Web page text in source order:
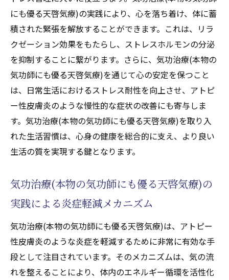
にも優る天啓気療)の実践により、心を落ち着け、体に蓄
積された緊張を解放することができます。これは、リラ
クゼーション効果をもたらし、ストレスホルモンの分泌
を抑制することに繋がります。さらに、気功治療(本物の
気功師にも優る天啓気療)を通じて心の安定を保つこと
は、日常生活におけるストレス耐性を向上させ、アトピ
ー性皮膚炎のような慢性的な症状の改善にも寄与しま
す。気功治療(本物の気功師にも優る天啓気療)を取り入
れた生活習慣は、心身の健康を総合的に支え、より良い
生活の質を実現する鍵となります。
気功治療(本物の気功師にも優る天啓気療)の
実践による炎症軽減メカニズム
気功治療(本物の気功師にも優る天啓気療)は、アトピー
性皮膚炎のような炎症を軽減するために非常に有効な手
段として注目されています。そのメカニズムは、気の流
れを整えることにより、体内のエネルギー循環を活性化